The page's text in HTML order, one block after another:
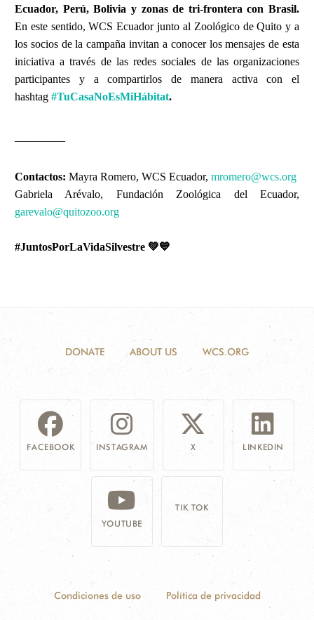
Ecuador, Perú, Bolivia y zonas de tri-frontera con Brasil.
En este sentido, WCS Ecuador junto al Zoológico de Quito y a
los socios de la campaña invitan a conocer los mensajes de esta
iniciativa a través de las redes sociales de las organizaciones
participantes y a compartirlos de manera activa con el
hashtag #TuCasaNoEsMiHábitat.
Contactos: Mayra Romero, WCS Ecuador, mromero@wcs.org
Gabriela Arévalo, Fundación Zoológica del Ecuador,
garevalo@quitozoo.org
#JuntosPorLaVidaSilvestre 💚💙
DONATE ABOUT US WCS.ORG
FACEBOOK INSTAGRAM X LINKEDIN
YOUTUBE
TIK TOK
Condiciones de uso Política de privacidad